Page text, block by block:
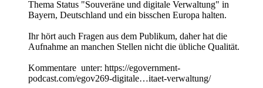
Thema Status "Souveräne und digitale Verwaltung" in
Bayern, Deutschland und ein bisschen Europa halten.
Ihr hört auch Fragen aus dem Publikum, daher hat die
Aufnahme an manchen Stellen nicht die übliche Qualität.
Kommentare unter: https://egovernment-
podcast.com/egov269-digitale…itaet-verwaltung/